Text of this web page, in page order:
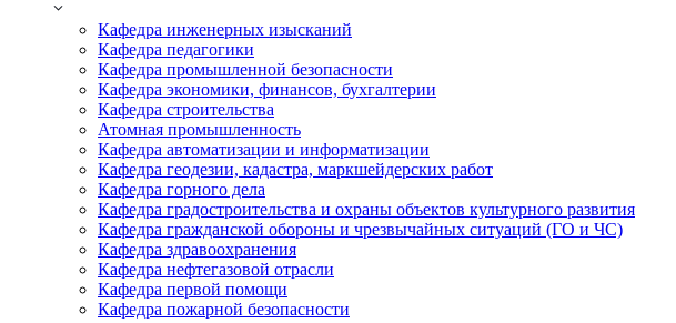
Кафедра инженерных изысканий
Кафедра педагогики
Кафедра промышленной безопасности
Кафедра экономики, финансов, бухгалтерии
Кафедра строительства
Атомная промышленность
Кафедра автоматизации и информатизации
Кафедра геодезии, кадастра, маркшейдерских работ
Кафедра горного дела
Кафедра градостроительства и охраны объектов культурного развития
Кафедра гражданской обороны и чрезвычайных ситуаций (ГО и ЧС)
Кафедра здравоохранения
Кафедра нефтегазовой отрасли
Кафедра первой помощи
Кафедра пожарной безопасности